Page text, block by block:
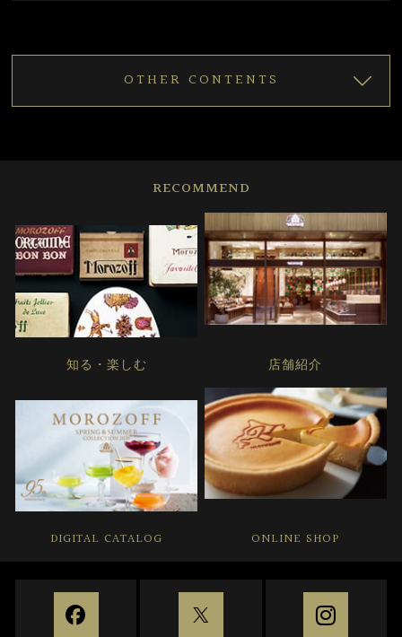
OTHER CONTENTS
RECOMMEND
知る・楽しむ 店舗紹介
DIGITAL CATALOG ONLINE SHOP